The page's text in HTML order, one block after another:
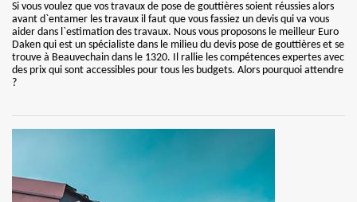
Si vous voulez que vos travaux de pose de gouttières soient réussies alors
avant d`entamer les travaux il faut que vous fassiez un devis qui va vous
aider dans l`estimation des travaux. Nous vous proposons le meilleur Euro
Daken qui est un spécialiste dans le milieu du devis pose de gouttières et se
trouve à Beauvechain dans le 1320. Il rallie les compétences expertes avec
des prix qui sont accessibles pour tous les budgets. Alors pourquoi attendre
?